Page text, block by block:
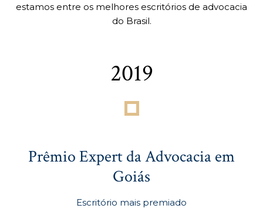
estamos entre os melhores escritórios de advocacia
do Brasil.
2019
Prêmio Expert da Advocacia em
Goiás
Escritório mais premiado